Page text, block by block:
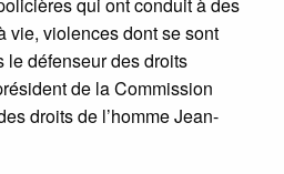
vie, violences dont se sont
défenseur des droits
de la Commission
droits de l’homme Jean-